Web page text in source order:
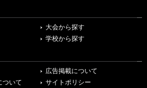
大会から探す
学校から探す
広告掲載について
ついて
サイトポリシー